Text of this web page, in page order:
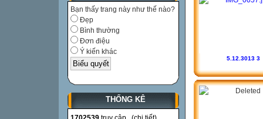
Bạn thấy trang này như thế nào?
Đẹp
Bình thường
Đơn điệu
Ý kiến khác
THỐNG KÊ
5.12.3013 3